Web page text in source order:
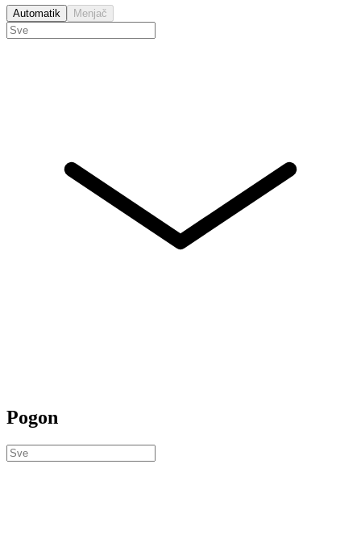
Automatik Menjač
Pogon